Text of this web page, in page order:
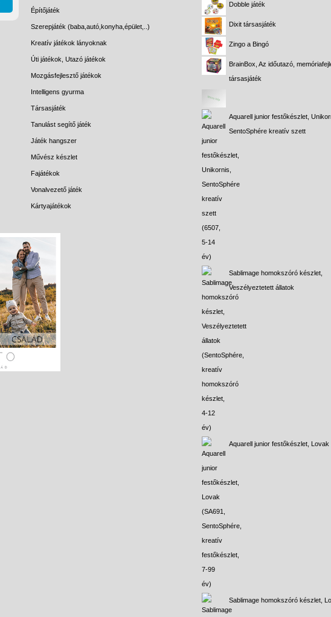
Építőjáték
Szerepjáték (baba,autó,konyha,épület,..)
Kreatív játékok lányoknak
Úti játékok, Utazó játékok
Mozgásfejlesztő játékok
Intelligens gyurma
Társasjáték
Tanulást segítő játék
Játék hangszer
Művész készlet
Fajátékok
Vonalvezető játék
Kártyajátékok
Dobble játék
Dixit társasjáték
Zingo a Bingó
BrainBox, Az időutazó,
társasjáték
Aquarell junior festőkészlet,
SentoSphére kreatív szett
Sablimage homokszóró készlet,
Veszélyeztetett állatok
Aquarell junior festőkészlet, Lovak
Sablimage homokszóró készlet,